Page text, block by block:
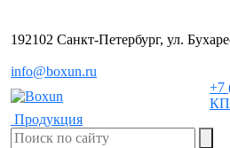
192102 Санкт-Петербург, ул.
info@boxun.ru
Продукция
+7
КП